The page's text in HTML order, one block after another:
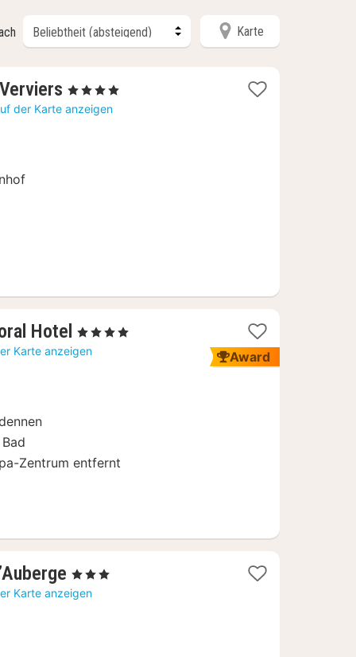
Karte
1
Nacht
, 4 Sterne
der Karte anzeigen
Award
Hotel 1
Nacht
, 4 Sterne
Karte anzeigen
Zentrum entfernt
1
Nacht
, 3 Sterne
Karte anzeigen